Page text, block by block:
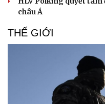
châu Á
THẾ GIỚI